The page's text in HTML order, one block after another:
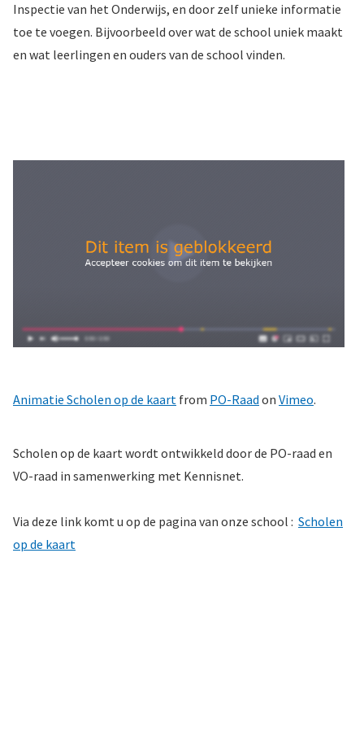
Inspectie van het Onderwijs, en door zelf unieke informatie
toe te voegen. Bijvoorbeeld over wat de school uniek maakt
en wat leerlingen en ouders van de school vinden.
Animatie Scholen op de kaart from PO-Raad on Vimeo.
Scholen op de kaart wordt ontwikkeld door de PO-raad en
VO-raad in samenwerking met Kennisnet.
Via deze link komt u op de pagina van onze school : Scholen
op de kaart